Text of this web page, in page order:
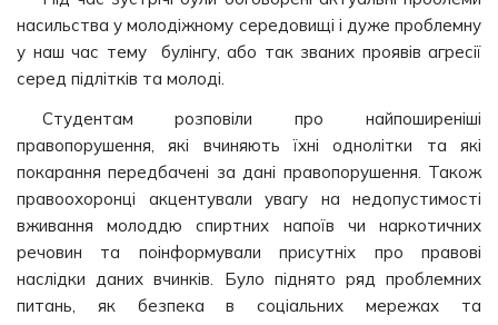
насильства у молодіжному середовищі і дуже проблемну
у наш час тему булінгу, або так званих проявів агресії
серед підлітків та молоді.
Студентам розповіли про найпоширеніші
правопорушення, які вчиняють їхні однолітки та які
покарання передбачені за дані правопорушення. Також
правоохоронці акцентували увагу на недопустимості
вживання молоддю спиртних напоїв чи наркотичних
речовин та поінформували присутніх про правові
наслідки даних вчинків. Було піднято ряд проблемних
питань, як безпека в соціальних мережах та